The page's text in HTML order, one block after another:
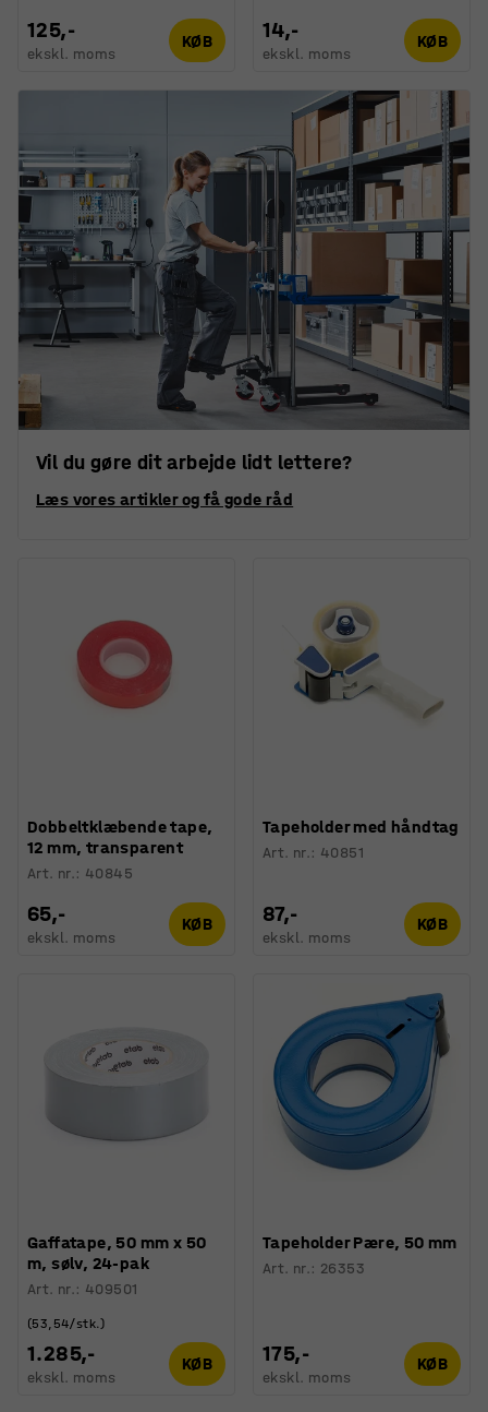
125,-
ekskl. moms
KØB 14,-
ekskl. moms
KØB
Vil du gøre dit arbejde lidt lettere?
Læs vores artikler og få gode råd
Dobbeltklæbende tape,
12 mm, transparent
Art. nr.: 40845
65,-
ekskl. moms
KØB
Tapeholder med håndtag
Art. nr.: 40851
87,-
ekskl. moms
KØB
Gaffatape, 50 mm x 50
m, sølv, 24-pak
Art. nr.: 409501
1.285,-
(53,54/stk.)
ekskl. moms
KØB
Tapeholder Pære, 50 mm
Art. nr.: 26353
175,-
ekskl. moms
KØB